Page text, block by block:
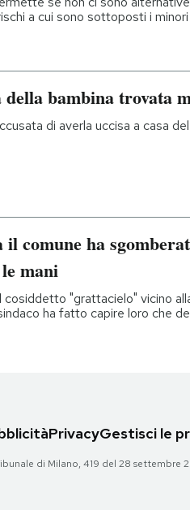
a cui sono sottoposti i minori
della bambina trovata
di averla uccisa a casa
comune ha
mani
cosiddetto "grattacielo" vicino
ha fatto capire loro che
PrivacyGestisci le
di Milano, 419 del 28 settembre